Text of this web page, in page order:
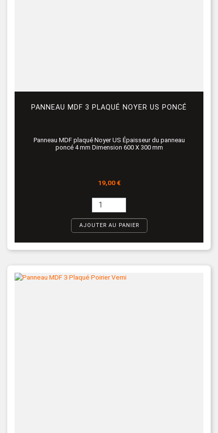
PANNEAU MDF 3 PLAQUÉ NOYER US PONCÉ
Panneau MDF plaqué Noyer US Épaisseur du panneau
poncé 4 mm Dimension 600 X 300 mm
Prix
19,00 €
AJOUTER AU PANIER